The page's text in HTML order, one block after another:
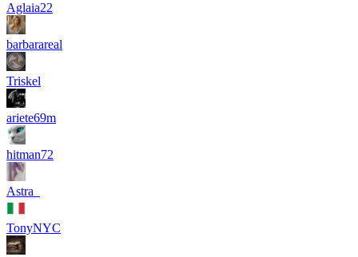
Aglaia22
barbarareal
Triskel
ariete69m
hitman72
Astra_
TonyNYC